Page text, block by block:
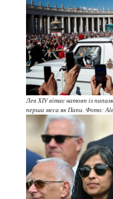
Лев XIV вітає натовп із
перша меса як Папи. Фото: